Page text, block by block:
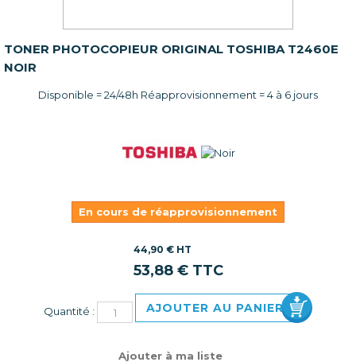
TONER PHOTOCOPIEUR ORIGINAL TOSHIBA T2460E
NOIR
Disponible = 24/48h Réapprovisionnement = 4 à 6 jours
En cours de réapprovisionnement
44,90 € HT
53,88 € TTC
Quantité : AJOUTER AU PANIER
Ajouter à ma liste